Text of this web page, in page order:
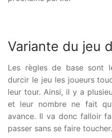
Variante du jeu
Les règles de base sont
durcir le jeu les joueurs
leur tour. Ainsi, il y a
et leur nombre ne fait
avance. Il va donc falloir
passer sans se faire toucher.